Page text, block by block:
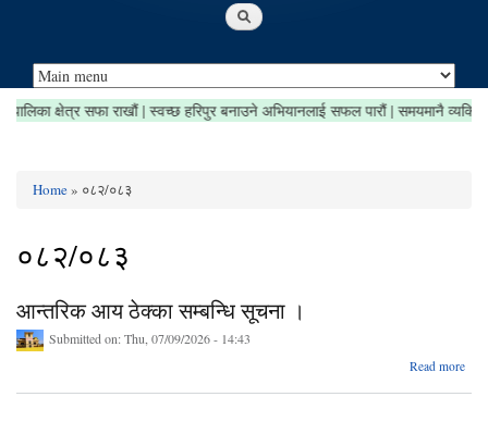
| नगरपालिका क्षेत्र सफा राखौं | स्वच्छ हरिपुर बनाउने अभियानलाई सफल पारौं | समयमानै
Home» ०८२/०८३
०८२/०८३
आन्तरिक आय ठेक्का सम्बन्धि सूचना ।
Submitted on:Thu, 07/09/2026 - 14:43
Read more